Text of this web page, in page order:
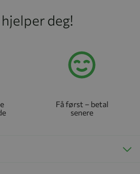
deg!
Få først – betal
senere